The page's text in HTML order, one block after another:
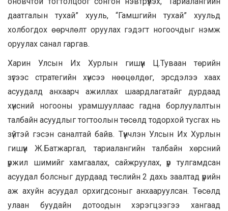
даатгалын тухай” хууль, “Гамшгийн тухай” хуульд
холбогдох өөрчлөлт оруулах гэдэгт ногоочдыг нэмж
оруулах санал гаргав.
Харин Улсын Их Хурлын гишүүн Ц.Туваан төрийн
зүгээс стратегийн хүнсээ нөөцөлдөг, эрсдэлээ хаах
асуудалд анхаарч ажиллах шаардлагатайг дурдаад
хүнсний ногооны урамшууллаас гадна борлуулалтын
талбайн асуудлыг тогтоолын төсөлд тодорхой тусгах нь
зүйтэй гэсэн саналтай байв. Түүнчлэн Улсын Их Хурлын
гишүүн Ж.Батжаргал, тариалангийн талбайн хөрсний
үржил шимийг хамгаалах, сайжруулах, үр тулгамдсан
асуудал болсныг дурдаад төслийн 2 дахь заалтад үрийн
аж ахуйн асуудал орхигдсоныг анхааруулсан. Төсөлд
улаан буудайн дотоодын хэрэгцээгээ хангаад